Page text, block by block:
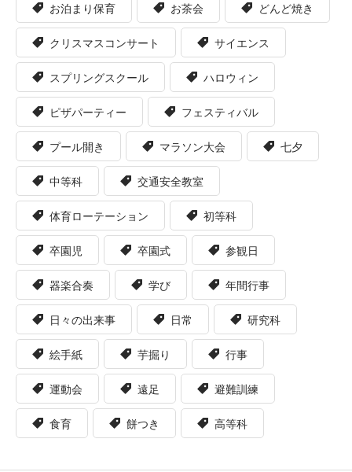
お泊まり保育 お茶会 どんど焼き
クリスマスコンサート サイエンス
スプリングスクール ハロウィン
ピザパーティー フェスティバル
プール開き マラソン大会 七夕
中等科 交通安全教室
体育ローテーション 初等科
卒園児 卒園式 参観日
器楽合奏 学び 年間行事
日々の出来事 日常 研究科
絵手紙 芋掘り 行事
運動会 遠足 避難訓練
食育 餅つき 高等科